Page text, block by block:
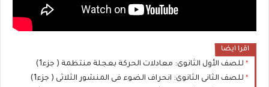
اقرا ايضا
للصف الأول الثانوى: معادلات الحركة بعجلة منتظمة ( جزء1)
للصف الثانى الثانوى: انحراف الضوء فى المنشور الثلاثى ( جزء1)